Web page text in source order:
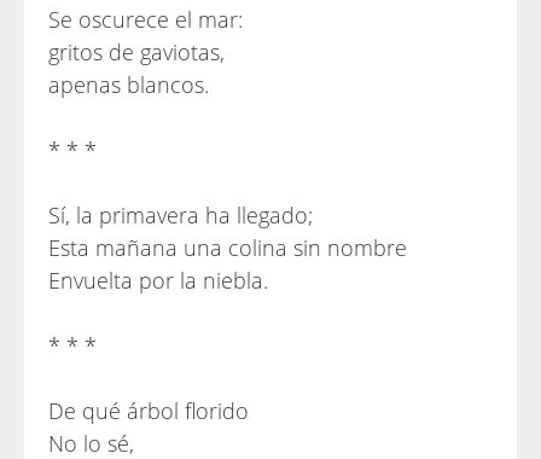
Se oscurece el mar:
gritos de gaviotas,
apenas blancos.
* * *
Sí, la primavera ha llegado;
Esta mañana una colina sin nombre
Envuelta por la niebla.
* * *
De qué árbol florido
No lo sé,